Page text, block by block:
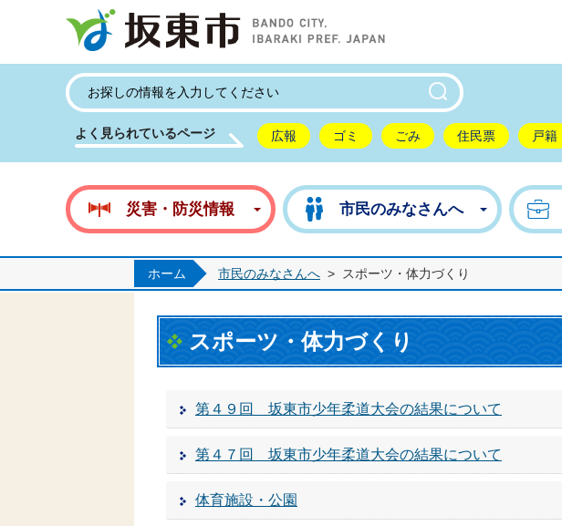
よく見られているページ 広報 ゴミ ごみ 住民票 戸籍
災害・防災情報 市民のみなさんへ
ホーム 市民のみなさんへ > スポーツ・体力づくり
スポーツ・体力づくり
第４９回 坂東市少年柔道大会の結果について
第４７回 坂東市少年柔道大会の結果について
体育施設・公園